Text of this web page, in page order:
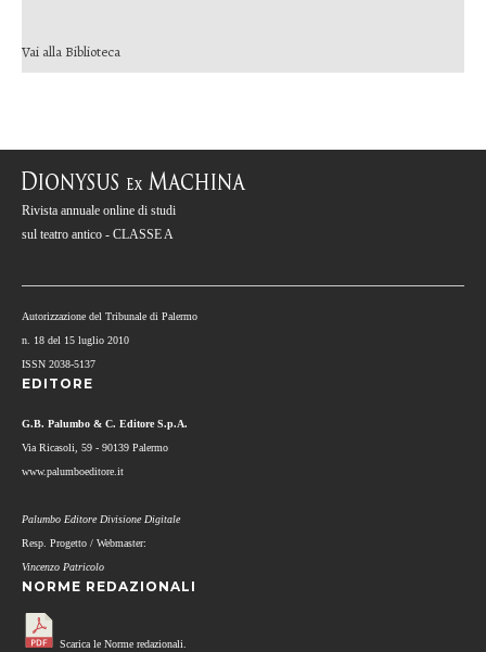
Vai alla Biblioteca
Rivista annuale online di studi
sul teatro antico - CLASSE A
Autorizzazione del Tribunale di Palermo
n. 18 del 15 luglio 2010
ISSN 2038-5137
EDITORE
G.B. Palumbo & C. Editore S.p.A.
Via Ricasoli, 59 - 90139 Palermo
www.palumboeditore.it
Palumbo Editore Divisione Digitale
Resp. Progetto / Webmaster:
Vincenzo Patricolo
NORME REDAZIONALI
Scarica le Norme redazionali.